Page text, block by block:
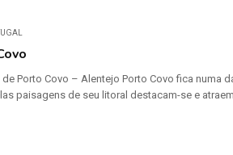
Porto Covo – Alentejo Porto Covo fica
paisagens de seu litoral destacam-se e